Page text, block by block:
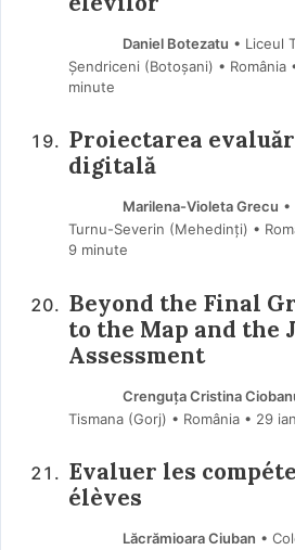
Daniel Botezatu • Liceul
Șendriceni (Botoşani) • România
minute
Proiectarea
digitală
Marilena-Violeta Grecu •
Turnu-Severin (Mehedinţi) •
9 minute
Beyond the Final
to the Map and the
Assessment
Crenguța Cristina
Tismana (Gorj) • România
29
Evaluer les
élèves
Lăcrămioara Ciuban •